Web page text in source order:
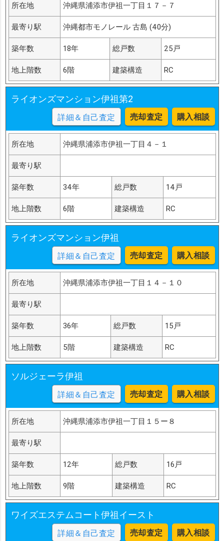
所在地 沖縄県浦添市伊祖一丁目１７－７
最寄り駅 沖縄都市モノレール 古島 (40分)
築年数 18年 総戸数 25戸
地上階数 6階 建築構造 RC
ライオンズマンション伊祖第2
詳細＆自己査定 売却査定 購入相談
所在地 沖縄県浦添市伊祖一丁目４－１
最寄り駅
築年数 34年 総戸数 14戸
地上階数 6階 建築構造 RC
ライオンズマンション伊祖
詳細＆自己査定 売却査定 購入相談
所在地 沖縄県浦添市伊祖一丁目１４－１０
最寄り駅
築年数 36年 総戸数 15戸
地上階数 5階 建築構造 RC
ソルジェーラ伊祖
詳細＆自己査定 売却査定 購入相談
所在地 沖縄県浦添市伊祖一丁目１５ー８
最寄り駅
築年数 12年 総戸数 16戸
地上階数 9階 建築構造 RC
ワイズエステムコート伊祖イースト
詳細＆自己査定 売却査定 購入相談